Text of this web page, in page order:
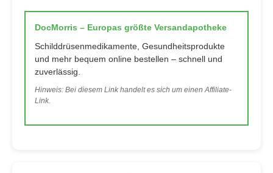
DocMorris – Europas größte Versandapotheke
Schilddrüsenmedikamente, Gesundheitsprodukte
und mehr bequem online bestellen – schnell und
zuverlässig.
Hinweis: Bei diesem Link handelt es sich um einen Affiliate-
Link.